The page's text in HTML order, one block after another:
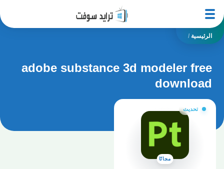
الرئيسية /
adobe substance 3d modeler free
download
تحديث
مجانًا